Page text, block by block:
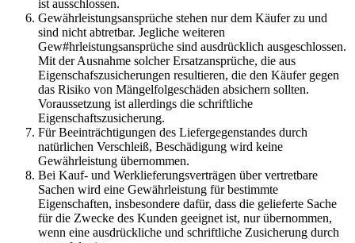
ist ausschlossen.
Gewährleistungsansprüche stehen nur dem Käufer zu und
sind nicht abtretbar. Jegliche weiteren
Gew#hrleistungsansprüche sind ausdrücklich ausgeschlossen.
Mit der Ausnahme solcher Ersatzansprüche, die aus
Eigenschafszusicherungen resultieren, die den Käufer gegen
das Risiko von Mängelfolgeschäden absichern sollten.
Voraussetzung ist allerdings die schriftliche
Eigenschaftszusicherung.
Für Beeinträchtigungen des Liefergegenstandes durch
natürlichen Verschleiß, Beschädigung wird keine
Gewährleistung übernommen.
Bei Kauf- und Werklieferungsverträgen über vertretbare
Sachen wird eine Gewährleistung für bestimmte
Eigenschaften, insbesondere dafür, dass die gelieferte Sache
für die Zwecke des Kunden geeignet ist, nur übernommen,
wenn eine ausdrückliche und schriftliche Zusicherung durch